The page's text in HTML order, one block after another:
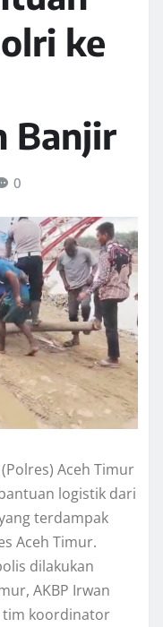
ke
Banjir
0
Aceh Timur
logistik dari
terdampak
Aceh Timur.
dilakukan
AKBP Irwan
tim koordinator